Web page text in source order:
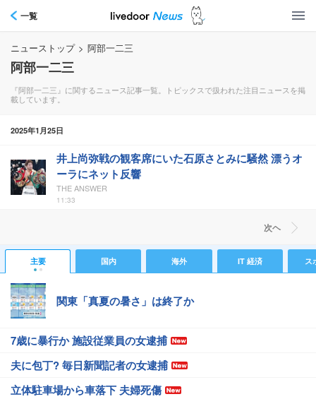
一覧
ニューストップ > 阿部一二三
阿部一二三
『阿部一二三』に関するニュース記事一覧。トピックスで扱われた注目ニュースを掲
載しています。
2025年1月25日
井上尚弥戦の観客席にいた石原さとみに騒然 漂うオ
ーラにネット反響
THE ANSWER
11:33
次ヘ
主要 国内 海外 IT 経済 ス
関東「真夏の暑さ」は終了か
7歳に暴行か 施設従業員の女逮捕
夫に包丁? 毎日新聞記者の女逮捕
立体駐車場から車落下 夫婦死傷